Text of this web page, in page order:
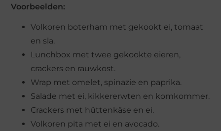
Voorbeelden:
Volkoren boterham met gekookt ei, tomaat
en sla.
Lunchbox met twee gekookte eieren,
crackers en rauwkost.
Wrap met omelet, spinazie en paprika.
Salade met ei, kikkererwten en komkommer.
Crackers met hüttenkäse en ei.
Volkoren pita met ei en avocado.